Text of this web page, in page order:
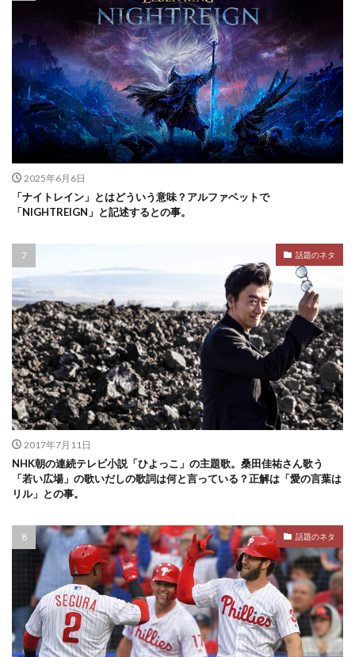
2025年6月6日
「ナイトレイン」とはどういう意味？アルファベットで
「NIGHTREIGN」と記述するとの事。
話題のネタ
2017年7月11日
NHK朝の連続テレビ小説「ひよっこ」の主題歌。桑田佳祐さん歌う
「若い広場」の歌いだしの歌詞は何と言っている？正解は「愛の言葉は
リル」との事。
話題のネタ